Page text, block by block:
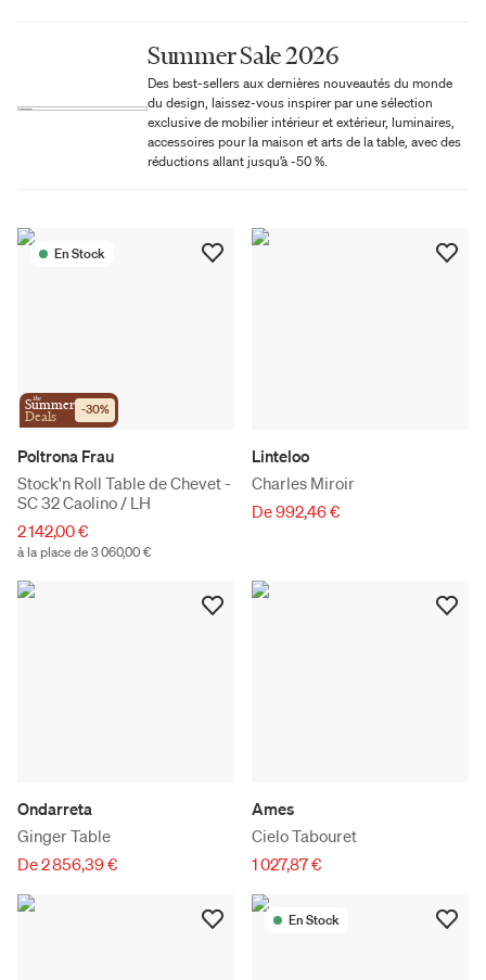
Summer Sale 2026
Des best-sellers aux dernières nouveautés du monde
du design, laissez-vous inspirer par une sélection
exclusive de mobilier intérieur et extérieur, luminaires,
accessoires pour la maison et arts de la table, avec des
réductions allant jusqu’à -50 %.
En Stock
the
Summer
Deals -30%
Poltrona Frau
Stock'n Roll Table de Chevet -
SC 32 Caolino / LH
2 142,00 €
à la place de 3 060,00 €
Linteloo
Charles Miroir
De 992,46 €
Ondarreta
Ginger Table
De 2 856,39 €
Ames
Cielo Tabouret
1 027,87 €
En Stock